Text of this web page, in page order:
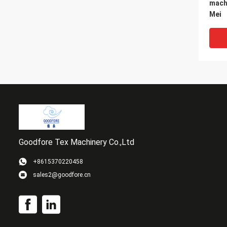
Mei
Goodfore Tex Machinery Co.,Ltd
+8615370220458
sales2@goodfore.cn